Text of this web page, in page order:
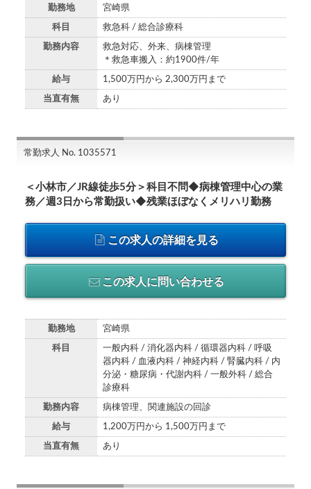
勤務地 宮崎県
科目 救急科 / 総合診療科
勤務内容
救急対応、外来、病棟管理
＊救急車搬入：約1900件/年
給与 1,500万円から 2,300万円まで
当直有無 あり
常勤求人 No. 1035571
＜小林市／JR線徒歩5分＞科目不問◆病棟管理中心の業
務／週3日から常勤扱い◆残業ほぼなくメリハリ勤務
この求人の詳細を見る
この求人に問い合わせる
勤務地 宮崎県
科目
一般内科 / 消化器内科 / 循環器内科 / 呼吸
器内科 / 血液内科 / 神経内科 / 腎臓内科 / 内
分泌・糖尿病・代謝内科 / 一般外科 / 総合
診療科
勤務内容 病棟管理、関連施設の回診
給与 1,200万円から 1,500万円まで
当直有無 あり